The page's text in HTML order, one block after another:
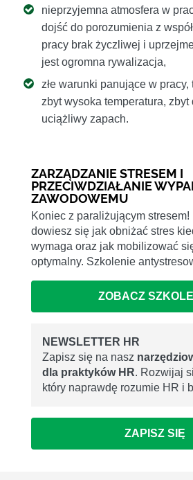
nieprzyjemna atmosfera w
dojść do porozumienia z
pracy brak życzliwej i
jest ogromna rywalizacja,
złe warunki panujące w
zbyt wysoka temperatura, zbyt
uciążliwy zapach.
ZARZĄDZANIE STRESEM I
PRZECIWDZIAŁANIE
ZAWODOWEMU
Koniec z paraliżującym
dowiesz się jak obniżać stres
wymaga oraz jak mobilizować
optymalny. Szkolenie
ZOBACZ
NEWSLETTER HR
Zapisz się na nasz
dla praktyków HR. Rozwijaj
który naprawdę rozumie HR i
ZAPISZ SIĘ